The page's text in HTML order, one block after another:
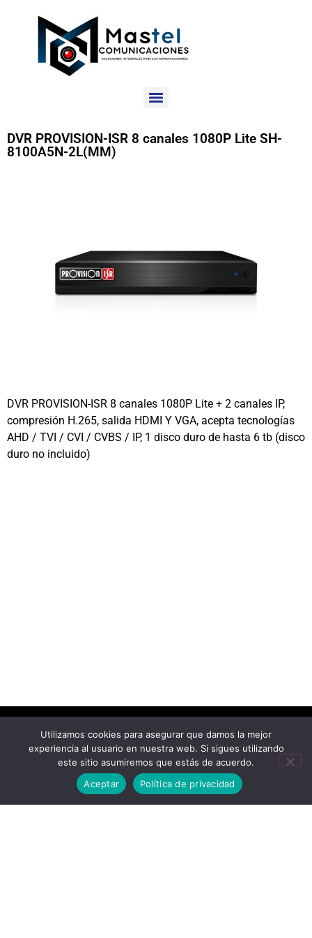
DVR PROVISION-ISR 8 canales 1080P Lite SH-
8100A5N-2L(MM)
DVR PROVISION-ISR 8 canales 1080P Lite + 2 canales IP,
compresión H.265, salida HDMI Y VGA, acepta tecnologías
AHD / TVI / CVI / CVBS / IP, 1 disco duro de hasta 6 tb (disco
duro no incluido)
Utilizamos cookies para asegurar que damos la mejor
experiencia al usuario en nuestra web. Si sigues utilizando
este sitio asumiremos que estás de acuerdo.
Aceptar
Política de privacidad